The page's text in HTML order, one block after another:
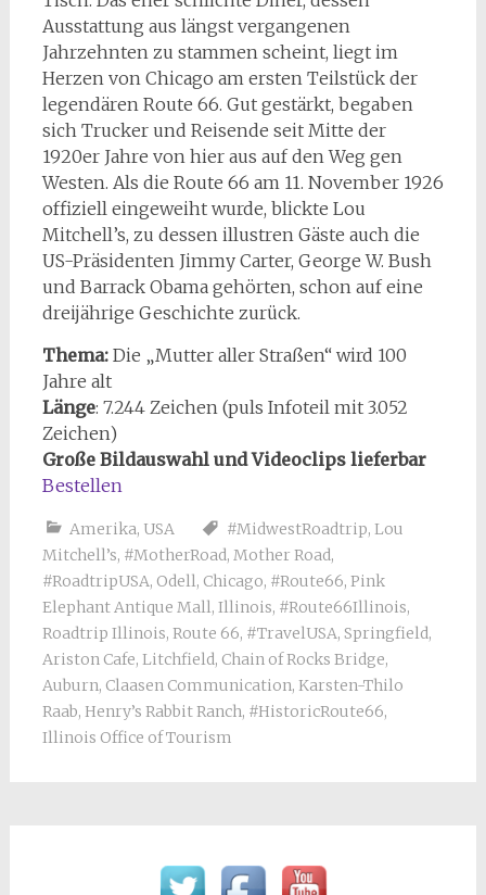
Ausstattung aus längst vergangenen
Jahrzehnten zu stammen scheint, liegt im
Herzen von Chicago am ersten Teilstück der
legendären Route 66. Gut gestärkt, begaben
sich Trucker und Reisende seit Mitte der
1920er Jahre von hier aus auf den Weg gen
Westen. Als die Route 66 am 11. November 1926
offiziell eingeweiht wurde, blickte Lou
Mitchell’s, zu dessen illustren Gäste auch die
US-Präsidenten Jimmy Carter, George W. Bush
und Barrack Obama gehörten, schon auf eine
dreijährige Geschichte zurück.
Thema: Die „Mutter aller Straßen“ wird 100
Jahre alt
Länge: 7.244 Zeichen (puls Infoteil mit 3.052
Zeichen)
Große Bildauswahl und Videoclips lieferbar
Bestellen
Amerika, USA #MidwestRoadtrip, Lou
Mitchell’s, #MotherRoad, Mother Road,
#RoadtripUSA, Odell, Chicago, #Route66, Pink
Elephant Antique Mall, Illinois, #Route66Illinois,
Roadtrip Illinois, Route 66, #TravelUSA, Springfield,
Ariston Cafe, Litchfield, Chain of Rocks Bridge,
Auburn, Claasen Communication, Karsten-Thilo
Raab, Henry’s Rabbit Ranch, #HistoricRoute66,
Illinois Office of Tourism